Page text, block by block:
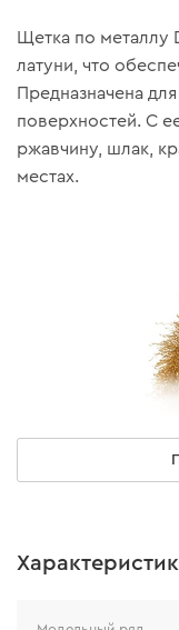
Щетка по металлу
латуни, что
Предназначена
поверхностей. С
ржавчину, шлак,
местах.